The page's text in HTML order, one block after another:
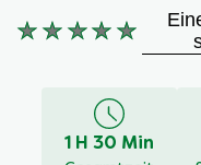
Keine
abgegeben1 H 30 Min